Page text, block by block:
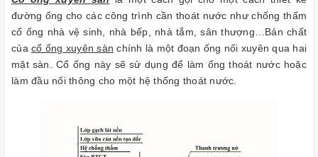
đường ống cho các công trình cần thoát nước như chống thấm
cổ ống nhà vệ sinh, nhà bếp, nhà tắm, sân thượng…Bản chất
của cổ ống xuyên sàn chính là một đoạn ống nối xuyên qua hai
mặt sàn. Cổ ống này sẽ sử dụng để làm ống thoát nước hoặc
làm đầu nối thông cho một hệ thống thoát nước.